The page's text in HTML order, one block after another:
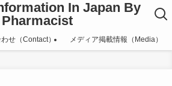
In Japan By
Pharmacist
せ（Contact） メディア掲載情報（Media）